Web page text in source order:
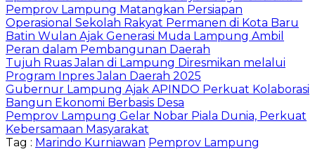
Pemprov Lampung Matangkan Persiapan
Operasional Sekolah Rakyat Permanen di Kota Baru
Batin Wulan Ajak Generasi Muda Lampung Ambil
Peran dalam Pembangunan Daerah
Tujuh Ruas Jalan di Lampung Diresmikan melalui
Program Inpres Jalan Daerah 2025
Gubernur Lampung Ajak APINDO Perkuat Kolaborasi
Bangun Ekonomi Berbasis Desa
Pemprov Lampung Gelar Nobar Piala Dunia, Perkuat
Kebersamaan Masyarakat
Tag : Marindo Kurniawan Pemprov Lampung